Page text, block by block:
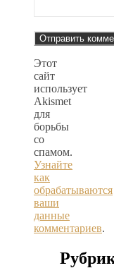
Этот
сайт
использует
Akismet
для
борьбы
со
спамом.
Узнайте
как
обрабатываются
ваши
данные
комментариев.